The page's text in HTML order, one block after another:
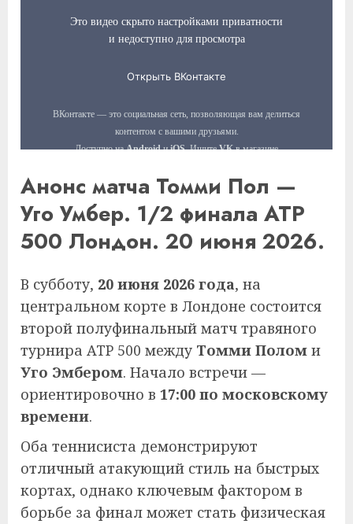
Анонс матча Томми Пол —
Уго Умбер. 1/2 финала ATP
500 Лондон. 20 июня 2026.
В субботу, 20 июня 2026 года, на
центральном корте в Лондоне состоится
второй полуфинальный матч травяного
турнира ATP 500 между Томми Полом и
Уго Эмбером. Начало встречи —
ориентировочно в 17:00 по московскому
времени.
Оба теннисиста демонстрируют
отличный атакующий стиль на быстрых
кортах, однако ключевым фактором в
борьбе за финал может стать физическая